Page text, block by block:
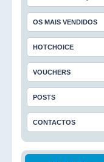
OS MAIS VENDIDOS
HOTCHOICE
VOUCHERS
POSTS
CONTACTOS